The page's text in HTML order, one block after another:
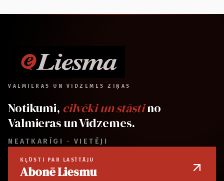
VALMIERAS UN VIDZEMES ZIŅAS
Notikumi, cilvēki un stāstino
Valmieras un Vidzemes.
NEATKARĪGI · VIETĒJI
KĻŪSTI PAR LASĪTĀJU
Abonē Liesmu